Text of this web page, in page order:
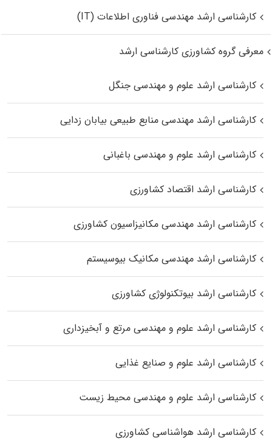
کارشناسی ارشد مهندسی فناوری اطلاعات (IT)
معرفی گروه کشاورزی کارشناسی ارشد
کارشناسی ارشد علوم و مهندسی جنگل
کارشناسی ارشد مهندسی منابع طبیعی بیابان زدایی
کارشناسی ارشد علوم و مهندسی باغبانی
کارشناسی ارشد اقتصاد کشاورزی
کارشناسی ارشد مهندسی مکانیزاسیون کشاورزی
کارشناسی ارشد مهندسی مکانیک بیوسیستم
کارشناسی ارشد بیوتکنولوژی کشاورزی
کارشناسی ارشد علوم و مهندسی مرتع و آبخیزداری
کارشناسی ارشد علوم و صنایع غذایی
کارشناسی ارشد علوم و مهندسی محیط زیست
کارشناسی ارشد هواشناسی کشاورزی